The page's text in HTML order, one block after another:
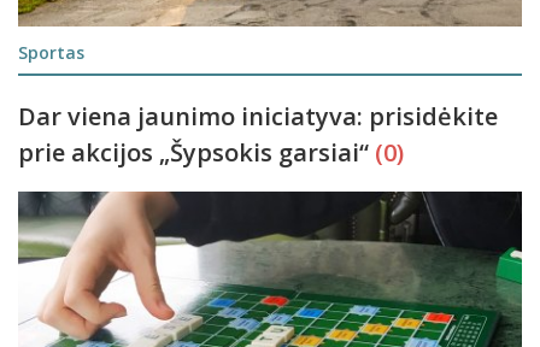
Sportas
Dar viena jaunimo iniciatyva: prisidėkite
prie akcijos „Šypsokis garsiai“ (0)